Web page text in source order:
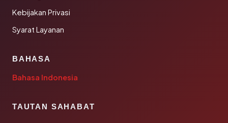
Kebijakan Privasi
Syarat Layanan
BAHASA
Bahasa Indonesia
TAUTAN SAHABAT